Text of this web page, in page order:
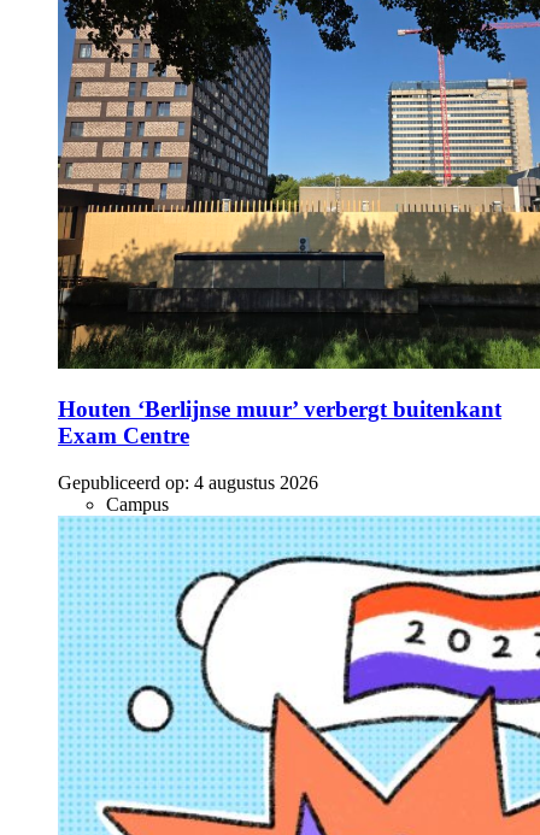
Houten ‘Berlijnse muur’ verbergt buitenkant
Exam Centre
Gepubliceerd op: 4 augustus 2026
Campus